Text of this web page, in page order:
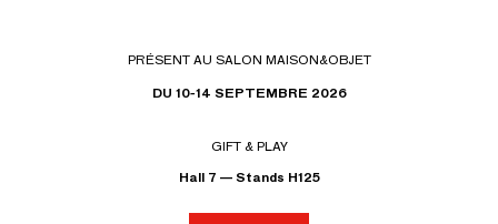
PRÉSENT AU SALON MAISON&OBJET
DU 10-14 SEPTEMBRE 2026
GIFT & PLAY
Hall 7 — Stands H125